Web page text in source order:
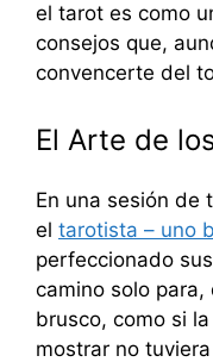
el tarot es como
consejos que,
convencerte del
El Arte de
En una sesión de
el tarotista – uno
perfeccionado
camino solo
brusco, como si
mostrar no